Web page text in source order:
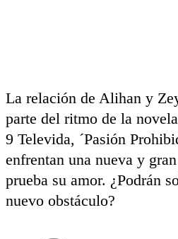
La relación de Alihan y
parte del ritmo de la
9 Televida, ´Pasión
enfrentan una nueva y
prueba su amor. ¿Podrán
nuevo obstáculo?